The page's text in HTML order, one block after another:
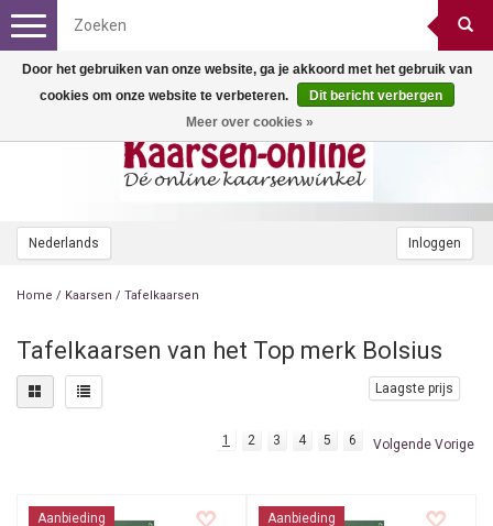
Nederlands Inloggen
Toggle
navigation
Home / Kaarsen / Tafelkaarsen
Tafelkaarsen van het Top merk Bolsius
Laagste prijs
1 2 3 4 5 6 Volgende Vorige
Aanbieding Aanbieding
Door het gebruiken van onze website, ga je akkoord met het gebruik van
cookies om onze website te verbeteren.
Dit bericht verbergen
Meer over cookies »